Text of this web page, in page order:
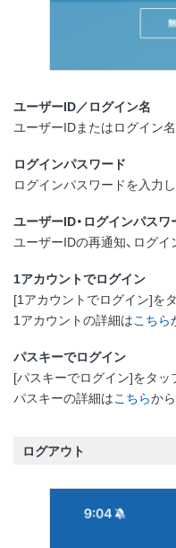
ユーザーID／ログイン名
ユーザーIDまたはログイン名
ログインパスワード
ログインパスワードを入力し
ユーザーID・ログインパス
ユーザーIDの再通知、ログ
1アカウントでログイン
[1アカウントでログイン]を
1アカウントの詳細はこちら
パスキーでログイン
[パスキーでログイン]をタッ
パスキーの詳細はこちらか
ログアウト